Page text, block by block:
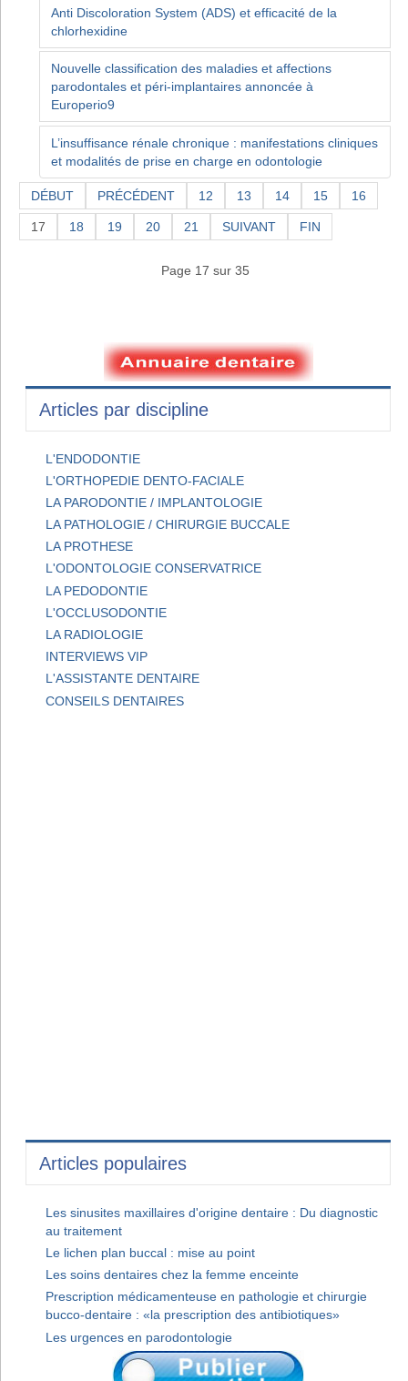
Anti Discoloration System (ADS) et efficacité de la
chlorhexidine
Nouvelle classification des maladies et affections
parodontales et péri-implantaires annoncée à
Europerio9
L’insuffisance rénale chronique : manifestations cliniques
et modalités de prise en charge en odontologie
DÉBUT PRÉCÉDENT 12 13 14 15 16
17 18 19 20 21 SUIVANT FIN
Page 17 sur 35
Articles par discipline
L'ENDODONTIE
L'ORTHOPEDIE DENTO-FACIALE
LA PARODONTIE / IMPLANTOLOGIE
LA PATHOLOGIE / CHIRURGIE BUCCALE
LA PROTHESE
L'ODONTOLOGIE CONSERVATRICE
LA PEDODONTIE
L'OCCLUSODONTIE
LA RADIOLOGIE
INTERVIEWS VIP
L'ASSISTANTE DENTAIRE
CONSEILS DENTAIRES
Articles populaires
Les sinusites maxillaires d'origine dentaire : Du diagnostic
au traitement
Le lichen plan buccal : mise au point
Les soins dentaires chez la femme enceinte
Prescription médicamenteuse en pathologie et chirurgie
bucco-dentaire : «la prescription des antibiotiques»
Les urgences en parodontologie